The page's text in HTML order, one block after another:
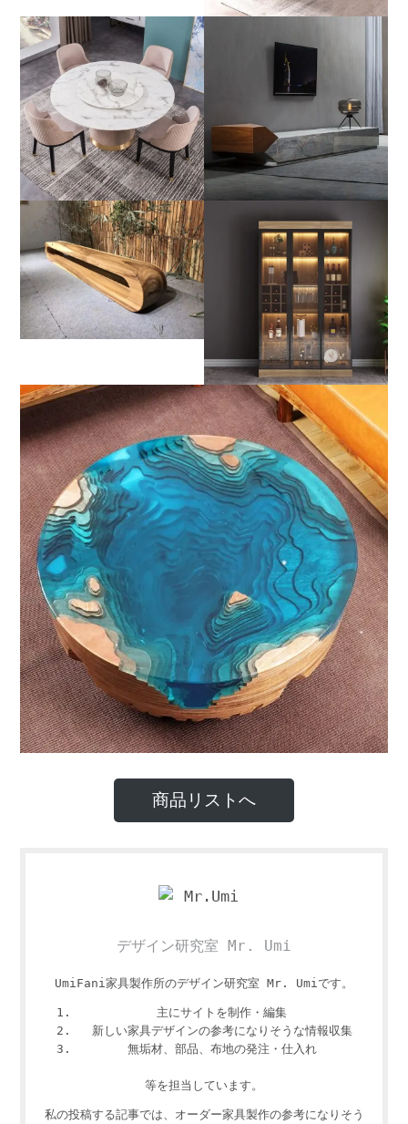
商品リストへ
デザイン研究室 Mr. Umi
UmiFani家具製作所のデザイン研究室 Mr. Umiです。
主にサイトを制作・編集
新しい家具デザインの参考になりそうな情報収集
無垢材、部品、布地の発注・仕入れ
等を担当しています。
私の投稿する記事では、オーダー家具製作の参考になりそう